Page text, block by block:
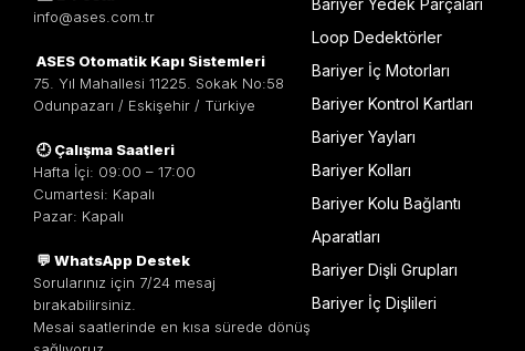
info@ases.com.tr
ASES Otomatik Kapı Sistemleri
75. Yıl Mahallesi 11225. Sokak No:58
Odunpazarı / Eskişehir / Türkiye
🕘 Çalışma Saatleri
Hafta İçi: 09:00 – 17:00
Cumartesi: Kapalı
Pazar: Kapalı
💬 WhatsApp Destek
Sorularınız için 7/24 mesaj
bırakabilirsiniz.
Mesai saatlerinde en kısa sürede dönüş
Bariyer Yedek Parçaları
Loop Dedektörler
Bariyer İç Motorları
Bariyer Kontrol Kartları
Bariyer Yayları
Bariyer Kolları
Bariyer Kolu Bağlantı
Aparatları
Bariyer Dişli Grupları
Bariyer İç Dişlileri